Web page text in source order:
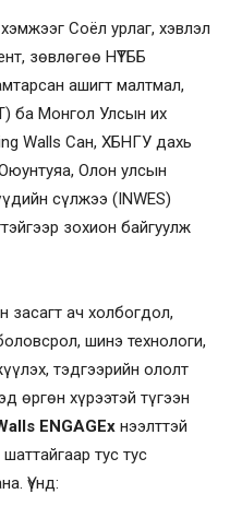
Соёл урлаг, хэвлэл
зөвлөгөө НҮТББ
ашигт малтмал,
ба Монгол Улсын их
Walls Сан, ХБНГУ дахь
Олон улсын
сүлжээ (INWES)
зохион байгуулж
засагт ач холбогдол,
шинэ технологи,
тэдгээрийн ололт
өргөн хүрээтэй түгээн
ENGAGEx нээлттэй
тус тус
Үүнд: